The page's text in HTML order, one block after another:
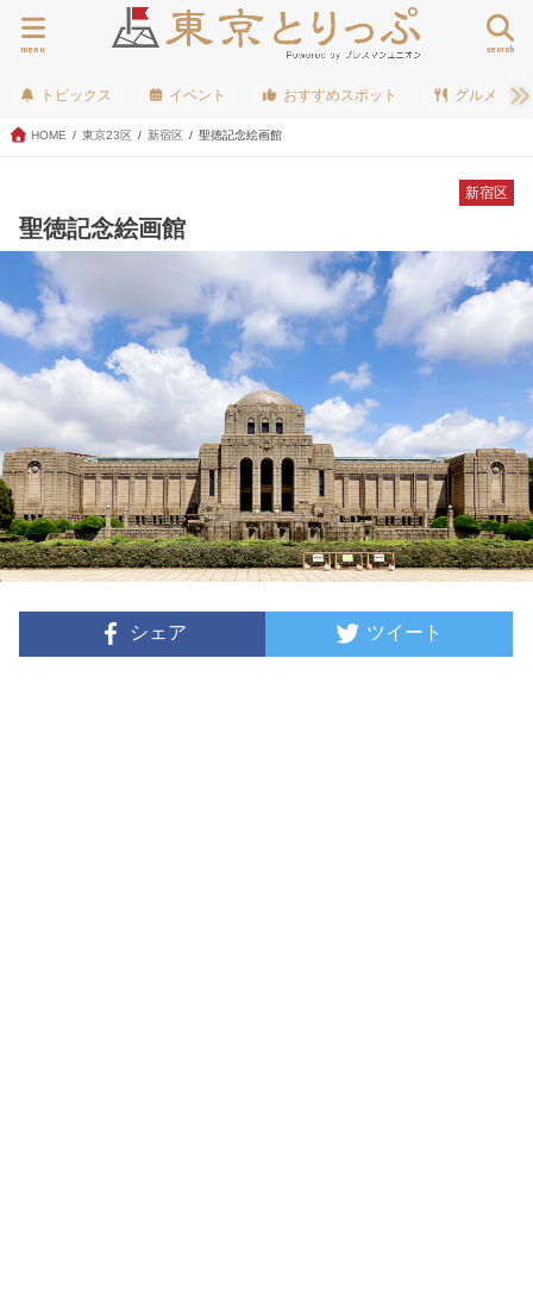
search
menu
トピックス イベント おすすめスポット グルメ
HOME 東京23区 新宿区 聖徳記念絵画館
新宿区
聖徳記念絵画館
シェア ツイート